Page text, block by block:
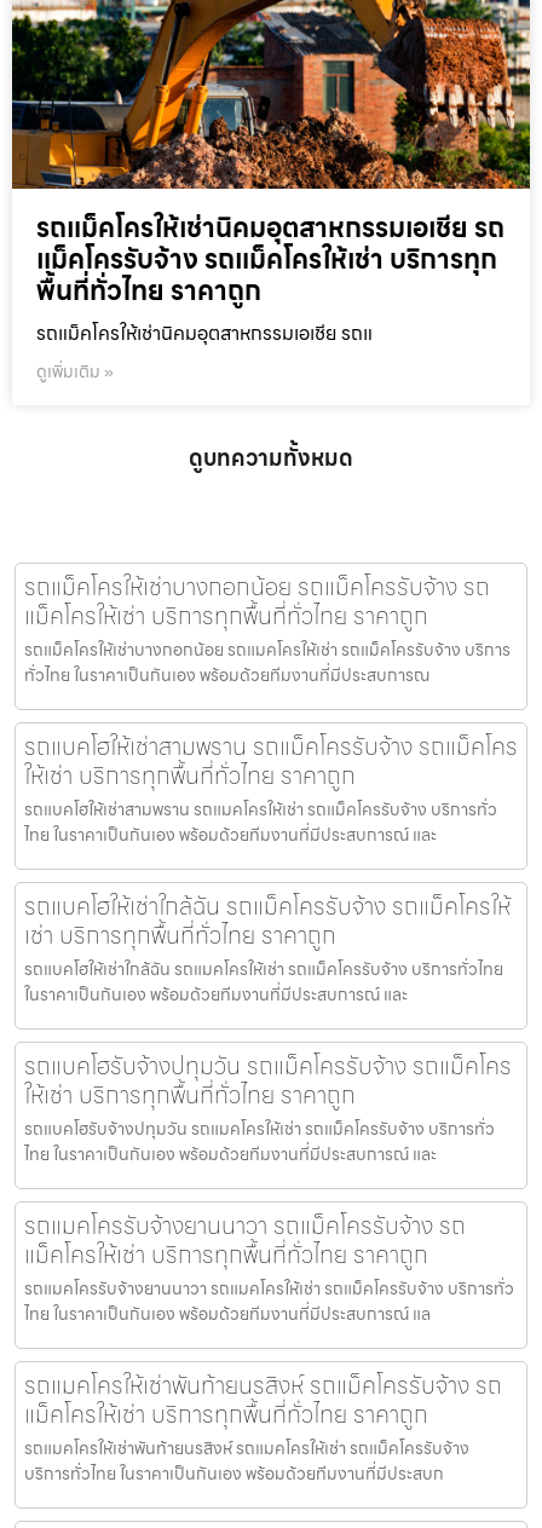
รถแม็คโครให้เช่านิคมอุตสาหกรรมเอเชีย รถ
แม็คโครรับจ้าง รถแม็คโครให้เช่า บริการทุก
พื้นที่ทั่วไทย ราคาถูก
รถแม็คโครให้เช่านิคมอุตสาหกรรมเอเชีย รถแ
ดูเพิ่มเติม »
ดูบทความทั้งหมด
รถแม็คโครให้เช่าบางกอกน้อย รถแม็คโครรับจ้าง รถ
แม็คโครให้เช่า บริการทุกพื้นที่ทั่วไทย ราคาถูก
รถแม็คโครให้เช่าบางกอกน้อย รถแมคโครให้เช่า รถแม็คโครรับจ้าง บริการ
ทั่วไทย ในราคาเป็นกันเอง พร้อมด้วยทีมงานที่มีประสบการณ
รถแบคโฮให้เช่าสามพราน รถแม็คโครรับจ้าง รถแม็คโคร
ให้เช่า บริการทุกพื้นที่ทั่วไทย ราคาถูก
รถแบคโฮให้เช่าสามพราน รถแมคโครให้เช่า รถแม็คโครรับจ้าง บริการทั่ว
ไทย ในราคาเป็นกันเอง พร้อมด้วยทีมงานที่มีประสบการณ์ และ
รถแบคโฮให้เช่าใกล้ฉัน รถแม็คโครรับจ้าง รถแม็คโครให้
เช่า บริการทุกพื้นที่ทั่วไทย ราคาถูก
รถแบคโฮให้เช่าใกล้ฉัน รถแมคโครให้เช่า รถแม็คโครรับจ้าง บริการทั่วไทย
ในราคาเป็นกันเอง พร้อมด้วยทีมงานที่มีประสบการณ์ และ
รถแบคโฮรับจ้างปทุมวัน รถแม็คโครรับจ้าง รถแม็คโคร
ให้เช่า บริการทุกพื้นที่ทั่วไทย ราคาถูก
รถแบคโฮรับจ้างปทุมวัน รถแมคโครให้เช่า รถแม็คโครรับจ้าง บริการทั่ว
ไทย ในราคาเป็นกันเอง พร้อมด้วยทีมงานที่มีประสบการณ์ และ
รถแมคโครรับจ้างยานนาวา รถแม็คโครรับจ้าง รถ
แม็คโครให้เช่า บริการทุกพื้นที่ทั่วไทย ราคาถูก
รถแมคโครรับจ้างยานนาวา รถแมคโครให้เช่า รถแม็คโครรับจ้าง บริการทั่ว
ไทย ในราคาเป็นกันเอง พร้อมด้วยทีมงานที่มีประสบการณ์ แล
รถแมคโครให้เช่าพันท้ายนรสิงห์ รถแม็คโครรับจ้าง รถ
แม็คโครให้เช่า บริการทุกพื้นที่ทั่วไทย ราคาถูก
รถแมคโครให้เช่าพันท้ายนรสิงห์ รถแมคโครให้เช่า รถแม็คโครรับจ้าง
บริการทั่วไทย ในราคาเป็นกันเอง พร้อมด้วยทีมงานที่มีประสบก